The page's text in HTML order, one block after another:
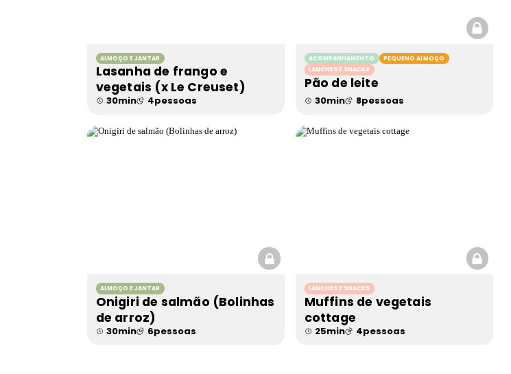
ALMOÇO E JANTAR
Lasanha de frango e
vegetais (x Le Creuset)
30min 4pessoas
ACOMPANHAMENTO
PEQUENO ALMOÇO
LANCHES E SNACKS
Pão de leite
30min 8pessoas
ALMOÇO E JANTAR
Onigiri de salmão (Bolinhas
de arroz)
30min 6pessoas
LANCHES E SNACKS
Muffins de vegetais
cottage
25min 4pessoas